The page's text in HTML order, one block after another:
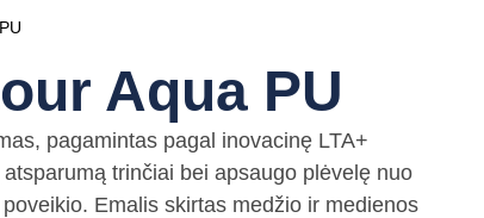
Aqua PU
pagamintas pagal inovacinę LTA+
trinčiai bei apsaugo plėvelę nuo
Emalis skirtas medžio ir medienos